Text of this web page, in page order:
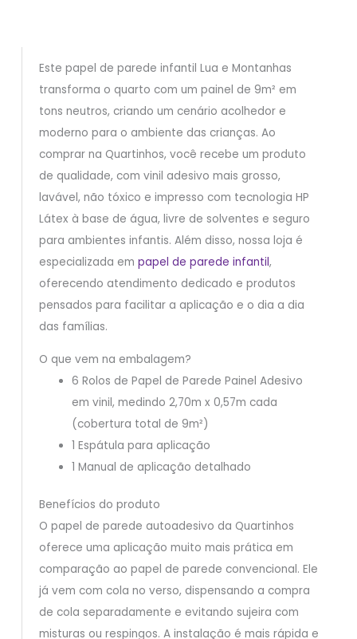
Este papel de parede infantil Lua e Montanhas
transforma o quarto com um painel de 9m² em
tons neutros, criando um cenário acolhedor e
moderno para o ambiente das crianças. Ao
comprar na Quartinhos, você recebe um produto
de qualidade, com vinil adesivo mais grosso,
lavável, não tóxico e impresso com tecnologia HP
Látex à base de água, livre de solventes e seguro
para ambientes infantis. Além disso, nossa loja é
especializada em papel de parede infantil,
oferecendo atendimento dedicado e produtos
pensados para facilitar a aplicação e o dia a dia
das famílias.
O que vem na embalagem?
6 Rolos de Papel de Parede Painel Adesivo
em vinil, medindo 2,70m x 0,57m cada
(cobertura total de 9m²)
1 Espátula para aplicação
1 Manual de aplicação detalhado
Benefícios do produto
O papel de parede autoadesivo da Quartinhos
oferece uma aplicação muito mais prática em
comparação ao papel de parede convencional. Ele
já vem com cola no verso, dispensando a compra
de cola separadamente e evitando sujeira com
misturas ou respingos. A instalação é mais rápida e